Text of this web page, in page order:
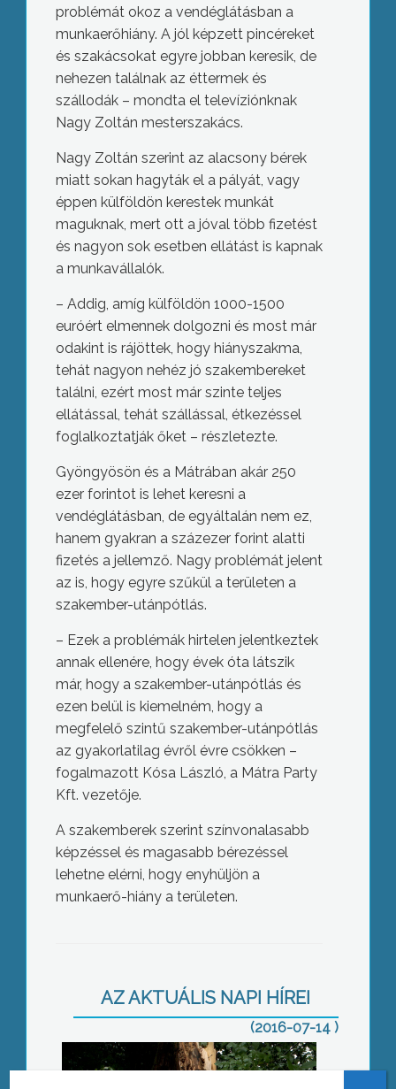
problémát okoz a vendéglátásban a
munkaerőhiány. A jól képzett pincéreket
és szakácsokat egyre jobban keresik, de
nehezen találnak az éttermek és
szállodák – mondta el televíziónknak
Nagy Zoltán mesterszakács.
Nagy Zoltán szerint az alacsony bérek
miatt sokan hagyták el a pályát, vagy
éppen külföldön kerestek munkát
maguknak, mert ott a jóval több fizetést
és nagyon sok esetben ellátást is kapnak
a munkavállalók.
– Addig, amíg külföldön 1000-1500
euróért elmennek dolgozni és most már
odakint is rájöttek, hogy hiányszakma,
tehát nagyon nehéz jó szakembereket
találni, ezért most már szinte teljes
ellátással, tehát szállással, étkezéssel
foglalkoztatják őket – részletezte.
Gyöngyösön és a Mátrában akár 250
ezer forintot is lehet keresni a
vendéglátásban, de egyáltalán nem ez,
hanem gyakran a százezer forint alatti
fizetés a jellemző. Nagy problémát jelent
az is, hogy egyre szűkül a területen a
szakember-utánpótlás.
– Ezek a problémák hirtelen jelentkeztek
annak ellenére, hogy évek óta látszik
már, hogy a szakember-utánpótlás és
ezen belül is kiemelném, hogy a
megfelelő szintű szakember-utánpótlás
az gyakorlatilag évről évre csökken –
fogalmazott Kósa László, a Mátra Party
Kft. vezetője.
A szakemberek szerint színvonalasabb
képzéssel és magasabb bérezéssel
lehetne elérni, hogy enyhüljön a
munkaerő-hiány a területen.
AZ AKTUÁLIS NAPI HÍREI
(2016-07-14 )
Nyári razzia